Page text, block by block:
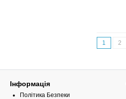
1 2
Інформація
Політика Безпеки